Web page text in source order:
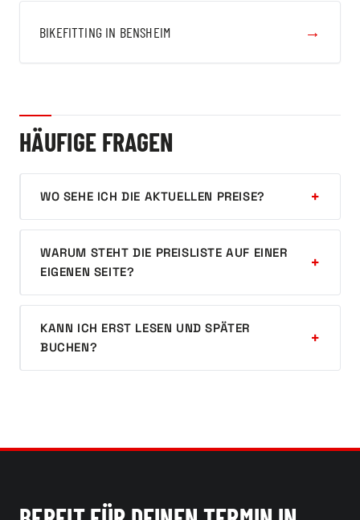
BIKEFITTING IN BENSHEIM →
HÄUFIGE FRAGEN
WO SEHE ICH DIE AKTUELLEN PREISE?
WARUM STEHT DIE PREISLISTE AUF EINER
EIGENEN SEITE?
KANN ICH ERST LESEN UND SPÄTER
BUCHEN?